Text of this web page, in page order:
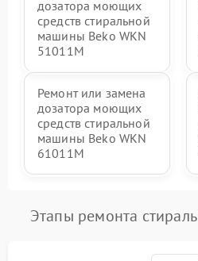
дозатора моющих
средств стиральной
машины Beko WKN
51011M
Ремонт или замена
дозатора моющих
средств стиральной
машины Beko WKN
61011M
Этапы ремонта